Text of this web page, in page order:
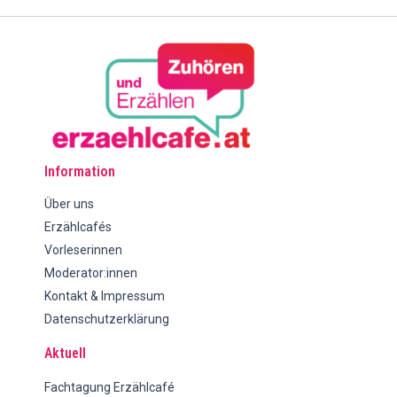
Information
Über uns
Erzählcafés
Vorleserinnen
Moderator:innen
Kontakt & Impressum
Datenschutzerklärung
Aktuell
Fachtagung Erzählcafé